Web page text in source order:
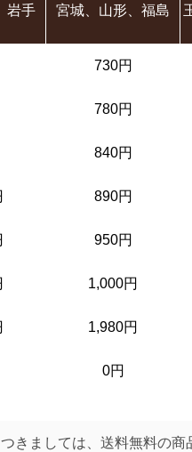
岩手 宮城、山形、福島
730円
780円
840円
890円
950円
1,000円
1,980円
0円
きましては、送料無料の商